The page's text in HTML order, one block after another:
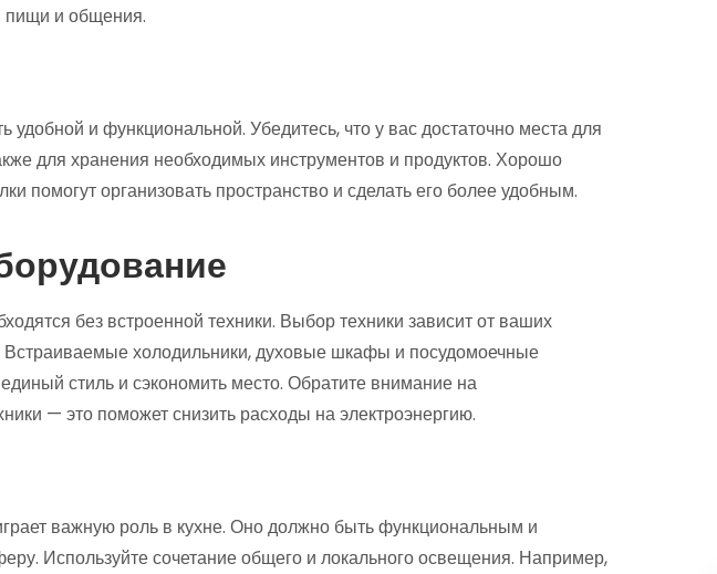
пищи и общения.
удобной и функциональной. Убедитесь, что у вас достаточно места для
для хранения необходимых инструментов и продуктов. Хорошо
помогут организовать пространство и сделать его более удобным.
без встроенной техники. Выбор техники зависит от ваших
Встраиваемые холодильники, духовые шкафы и посудомоечные
стиль и сэкономить место. Обратите внимание на
— это поможет снизить расходы на электроэнергию.
важную роль в кухне. Оно должно быть функциональным и
Используйте сочетание общего и локального освещения. Например,